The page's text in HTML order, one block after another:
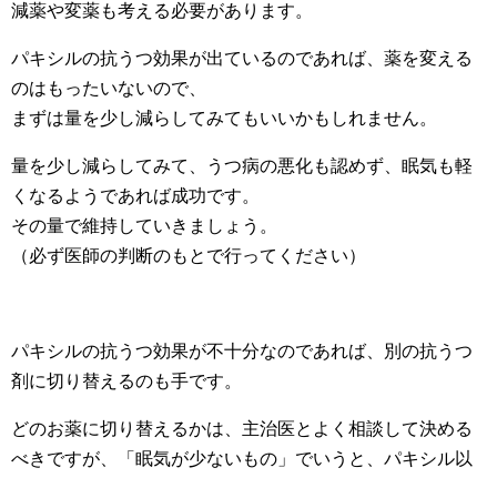
減薬や変薬も考える必要があります。
パキシルの抗うつ効果が出ているのであれば、薬を変える
のはもったいないので、
まずは量を少し減らしてみてもいいかもしれません。
量を少し減らしてみて、うつ病の悪化も認めず、眠気も軽
くなるようであれば成功です。
その量で維持していきましょう。
（必ず医師の判断のもとで行ってください）
パキシルの抗うつ効果が不十分なのであれば、別の抗うつ
剤に切り替えるのも手です。
どのお薬に切り替えるかは、主治医とよく相談して決める
べきですが、「眠気が少ないもの」でいうと、パキシル以